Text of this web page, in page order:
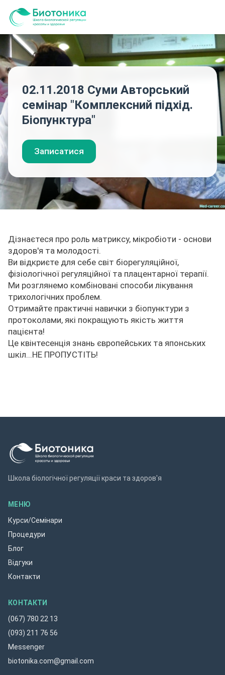
02.11.2018 Суми Авторський
семінар "Комплексний підхід.
Біопунктура"
Записатися
Дізнаєтеся про роль матриксу, мікробіоти - основи
здоров'я та молодості.
Ви відкриєте для себе світ біорегуляційної,
фізіологічної регуляційної та плацентарної терапії.
Ми розглянемо комбіновані способи лікування
трихологічних проблем.
Отримайте практичні навички з біопунктури з
протоколами, які покращують якість життя
пацієнта!
Це квінтесенція знань європейських та японських
шкіл...НЕ ПРОПУСТІТЬ!
Школа біологічної регуляції краси та здоров'я
МЕНЮ
Курси/Семінари
Процедури
Блог
Відгуки
Контакти
КОНТАКТИ
(067) 780 22 13
(093) 211 76 56
Messenger
biotonika.com@gmail.com